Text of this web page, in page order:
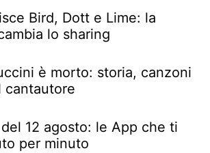
Bird, Dott e Lime: la
lo sharing
è morto: storia, canzoni
cantautore
12 agosto: le App che ti
per minuto